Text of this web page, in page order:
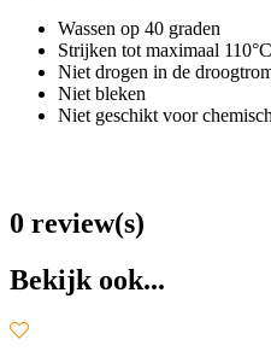
Wassen op 40 graden
Strijken tot maximaal 110°C
Niet drogen in de
Niet bleken
Niet geschikt voor
0 review(s)
Bekijk ook...